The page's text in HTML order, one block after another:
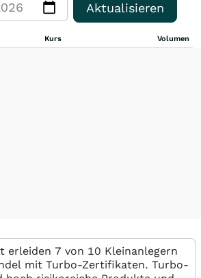
Aktualisieren
Kurs Volumen
erleiden 7 von 10 Kleinanlegern
mit Turbo-Zertifikaten. Turbo-